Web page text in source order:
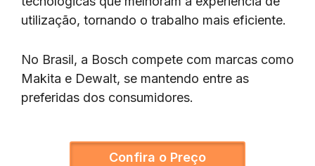
utilização, tornando o trabalho mais eficiente.
No Brasil, a Bosch compete com marcas como
Makita e Dewalt, se mantendo entre as
preferidas dos consumidores.
Confira o Preço